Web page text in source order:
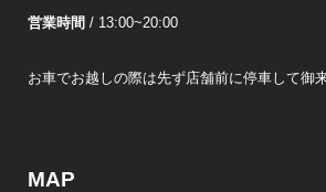
営業時間 / 13:00~20:00
お車でお越しの際は先ず店舗前に停車して御
MAP